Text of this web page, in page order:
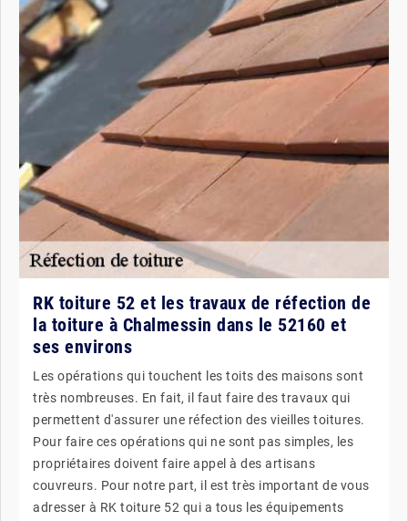
RK toiture 52 et les travaux de réfection de
la toiture à Chalmessin dans le 52160 et
ses environs
Les opérations qui touchent les toits des maisons sont
très nombreuses. En fait, il faut faire des travaux qui
permettent d'assurer une réfection des vieilles toitures.
Pour faire ces opérations qui ne sont pas simples, les
propriétaires doivent faire appel à des artisans
couvreurs. Pour notre part, il est très important de vous
adresser à RK toiture 52 qui a tous les équipements